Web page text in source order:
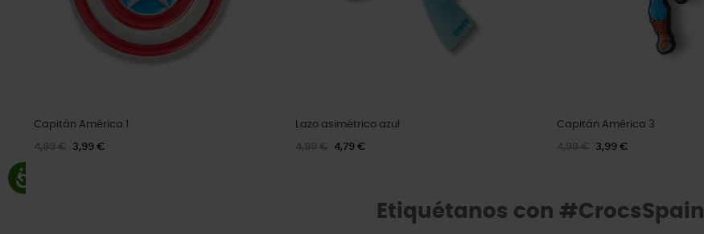
Capitán América 1
4,99 € 3,99 €
Lazo asimétrico azul
4,99 € 4,79 €
Capitán América 3
4,99 € 3,99 €
Etiquétanos con #CrocsSpain